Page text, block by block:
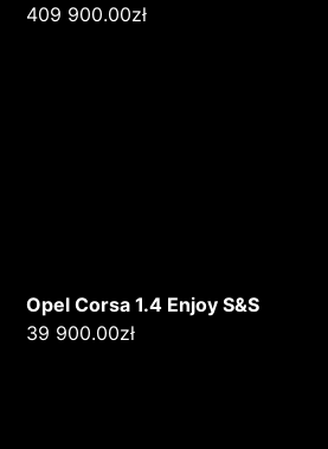
409 900.00zł
Opel Corsa 1.4 Enjoy S&S
39 900.00zł